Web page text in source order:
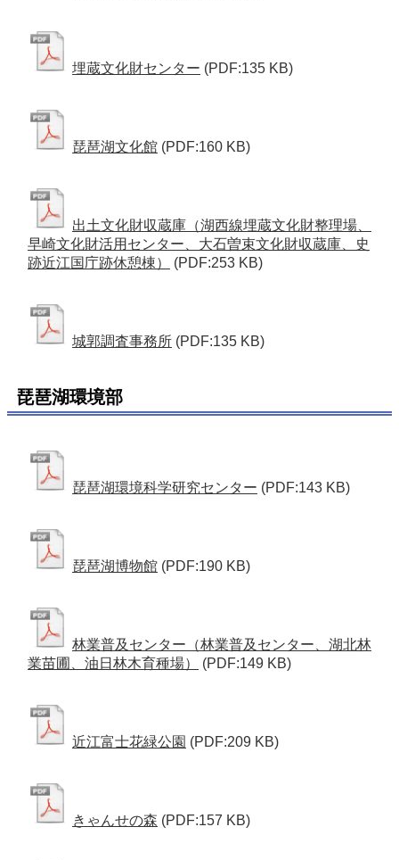
埋蔵文化財センター (PDF:135 KB)
琵琶湖文化館 (PDF:160 KB)
出土文化財収蔵庫（湖西線埋蔵文化財整理場、
早崎文化財活用センター、大石曽束文化財収蔵庫、史
跡近江国庁跡休憩棟）
(PDF:253 KB)
城郭調査事務所 (PDF:135 KB)
琵琶湖環境部
琵琶湖環境科学研究センター (PDF:143 KB)
琵琶湖博物館 (PDF:190 KB)
林業普及センター（林業普及センター、湖北林
業苗圃、油日林木育種場）
(PDF:149 KB)
近江富士花緑公園 (PDF:209 KB)
きゃんせの森 (PDF:157 KB)